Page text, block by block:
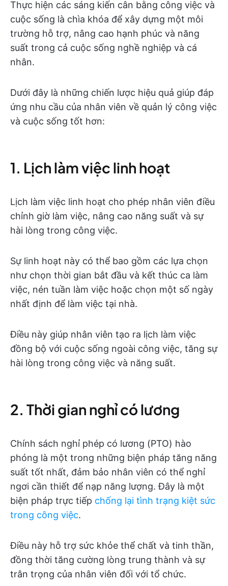
Thực hiện các sáng kiến cân bằng công việc và
cuộc sống là chìa khóa để xây dựng một môi
trường hỗ trợ, nâng cao hạnh phúc và năng
suất trong cả cuộc sống nghề nghiệp và cá
nhân.
Dưới đây là những chiến lược hiệu quả giúp đáp
ứng nhu cầu của nhân viên về quản lý công việc
và cuộc sống tốt hơn:
1. Lịch làm việc linh hoạt
Lịch làm việc linh hoạt cho phép nhân viên điều
chỉnh giờ làm việc, nâng cao năng suất và sự
hài lòng trong công việc.
Sự linh hoạt này có thể bao gồm các lựa chọn
như chọn thời gian bắt đầu và kết thúc ca làm
việc, nén tuần làm việc hoặc chọn một số ngày
nhất định để làm việc tại nhà.
Điều này giúp nhân viên tạo ra lịch làm việc
đồng bộ với cuộc sống ngoài công việc, tăng sự
hài lòng trong công việc và năng suất.
2. Thời gian nghỉ có lương
Chính sách nghỉ phép có lương (PTO) hào
phóng là một trong những biện pháp tăng năng
suất tốt nhất, đảm bảo nhân viên có thể nghỉ
ngơi cần thiết để nạp năng lượng. Đây là một
biện pháp trực tiếp chống lại tình trạng kiệt sức
trong công việc.
Điều này hỗ trợ sức khỏe thể chất và tinh thần,
đồng thời tăng cường lòng trung thành và sự
trân trọng của nhân viên đối với tổ chức.